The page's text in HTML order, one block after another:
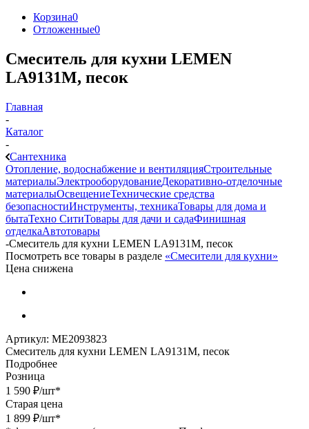
Корзина0
Отложенные0
Смеситель для кухни LEMEN
LA9131M, песок
Главная
-
Каталог
-
Сантехника
Отопление, водоснабжение и вентиляцияСтроительные
материалыЭлектрооборудованиеДекоративно-отделочные
материалыОсвещениеТехнические средства
безопасностиИнструменты, техникаТовары для дома и
бытаТехно СитиТовары для дачи и садаФинишная
отделкаАвтотовары
-Смеситель для кухни LEMEN LA9131M, песок
Посмотреть все товары в разделе «Смесители для кухни»
Цена снижена
Артикул: МЕ2093823
Смеситель для кухни LEMEN LA9131M, песок
Подробнее
Розница
1 590 ₽/шт*
Старая цена
1 899 ₽/шт*